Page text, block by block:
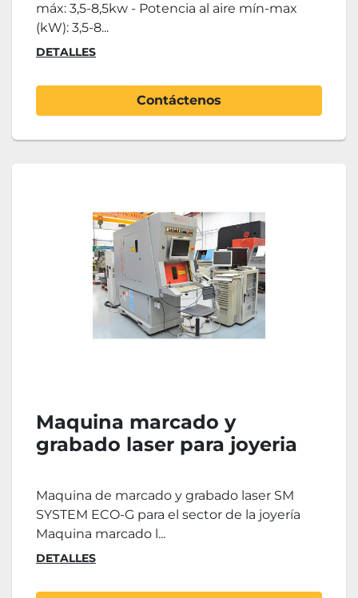
máx: 3,5-8,5kw - Potencia al aire mín-max
(kW): 3,5-8...
DETALLES
Contáctenos
Maquina marcado y
grabado laser para joyeria
Maquina de marcado y grabado laser SM
SYSTEM ECO-G para el sector de la joyería
Maquina marcado l...
DETALLES